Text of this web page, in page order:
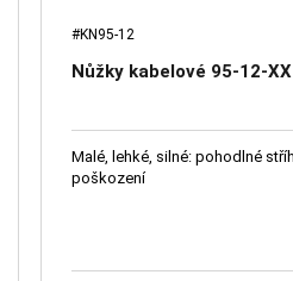
#KN95-12
Nůžky kabelové 95-12-XX
Malé, lehké, silné: pohodlné
poškození